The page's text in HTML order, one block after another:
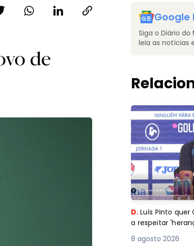
de
Google
Siga o Diário
leia as notícias
D. Luís Pinto
a respeitar
8 agosto 2026